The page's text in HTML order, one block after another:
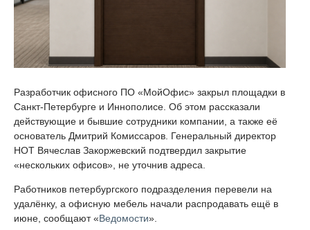
Разработчик офисного ПО «МойОфис» закрыл площадки в
Санкт-Петербурге и Иннополисе. Об этом рассказали
действующие и бывшие сотрудники компании, а также её
основатель Дмитрий Комиссаров. Генеральный директор
НОТ Вячеслав Закоржевский подтвердил закрытие
«нескольких офисов», не уточнив адреса.
Работников петербургского подразделения перевели на
удалёнку, а офисную мебель начали распродавать ещё в
июне, сообщают «Ведомости».